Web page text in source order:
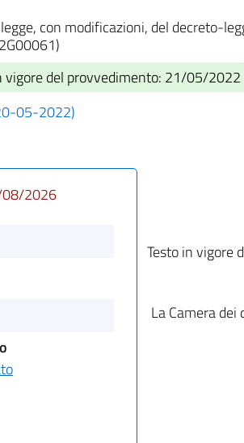
con modificazioni, del decreto-
vigore del provvedimento: 21/05/2022
05-2022)
2026
Testo in vigore
La Camera